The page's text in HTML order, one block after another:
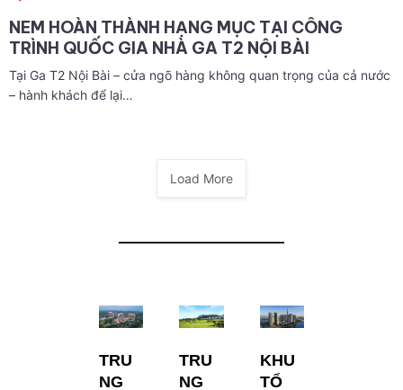
NEM HOÀN THÀNH HẠNG MỤC TẠI CÔNG
TRÌNH QUỐC GIA NHÀ GA T2 NỘI BÀI
Tại Ga T2 Nội Bài – cửa ngõ hàng không quan trọng của cả nước
– hành khách để lại…
Load More
TRU
NG
TRU
NG
KHU
TỔ